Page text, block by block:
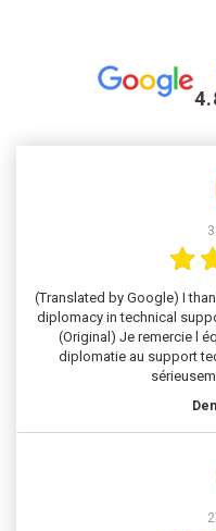
(Translated by Google) I
diplomacy in technical
(Original) Je remercie l
diplomatie au support